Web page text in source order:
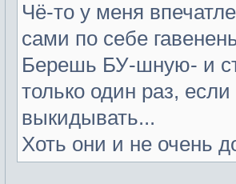
Чё-то у меня
сами по себе
Берешь БУ-шную- и
только один раз,
выкидывать...
Хоть они и не очень